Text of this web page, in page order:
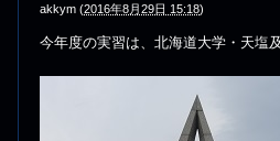
akkym (2016年8月29日 15:18)
今年度の実習は、北海道大学・天塩